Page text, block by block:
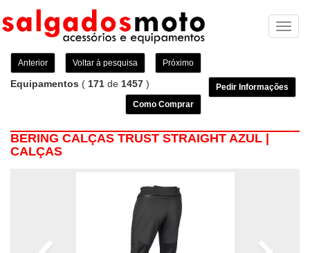
Anterior Voltar à pesquisa Próximo
Equipamentos ( 171 de 1457 )
Pedir Informações
Como Comprar
BERING CALÇAS TRUST STRAIGHT AZUL |
CALÇAS